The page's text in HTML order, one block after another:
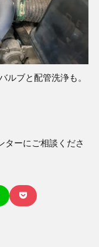
ルブと配管洗浄も。
ターにご相談くださ